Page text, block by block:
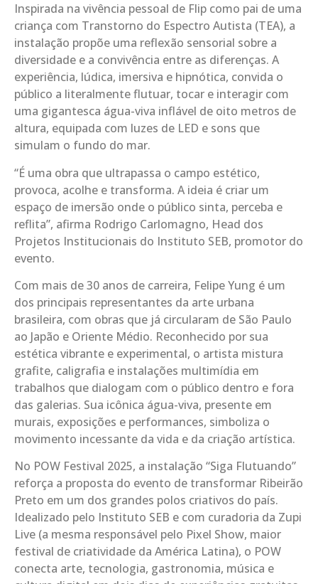
Inspirada na vivência pessoal de Flip como pai de uma
criança com Transtorno do Espectro Autista (TEA), a
instalação propõe uma reflexão sensorial sobre a
diversidade e a convivência entre as diferenças. A
experiência, lúdica, imersiva e hipnótica, convida o
público a literalmente flutuar, tocar e interagir com
uma gigantesca água-viva inflável de oito metros de
altura, equipada com luzes de LED e sons que
simulam o fundo do mar.
“É uma obra que ultrapassa o campo estético,
provoca, acolhe e transforma. A ideia é criar um
espaço de imersão onde o público sinta, perceba e
reflita”, afirma Rodrigo Carlomagno, Head dos
Projetos Institucionais do Instituto SEB, promotor do
evento.
Com mais de 30 anos de carreira, Felipe Yung é um
dos principais representantes da arte urbana
brasileira, com obras que já circularam de São Paulo
ao Japão e Oriente Médio. Reconhecido por sua
estética vibrante e experimental, o artista mistura
grafite, caligrafia e instalações multimídia em
trabalhos que dialogam com o público dentro e fora
das galerias. Sua icônica água-viva, presente em
murais, exposições e performances, simboliza o
movimento incessante da vida e da criação artística.
No POW Festival 2025, a instalação “Siga Flutuando”
reforça a proposta do evento de transformar Ribeirão
Preto em um dos grandes polos criativos do país.
Idealizado pelo Instituto SEB e com curadoria da Zupi
Live (a mesma responsável pelo Pixel Show, maior
festival de criatividade da América Latina), o POW
conecta arte, tecnologia, gastronomia, música e